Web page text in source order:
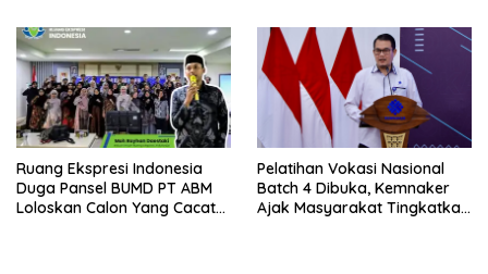
Ruang Ekspresi Indonesia
Duga Pansel BUMD PT ABM
Loloskan Calon Yang Cacat
Pelatihan Vokasi Nasional
Batch 4 Dibuka, Kemnaker
Ajak Masyarakat Tingkatkan